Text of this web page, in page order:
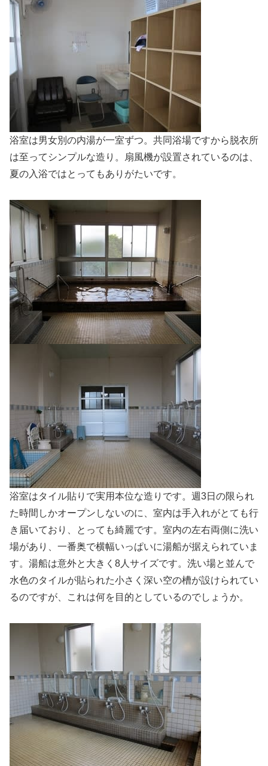
浴室は男女別の内湯が一室ずつ。共同浴場ですから脱衣所
は至ってシンプルな造り。扇風機が設置されているのは、
夏の入浴ではとってもありがたいです。
浴室はタイル貼りで実用本位な造りです。週3日の限られ
た時間しかオープンしないのに、室内は手入れがとても行
き届いており、とっても綺麗です。室内の左右両側に洗い
場があり、一番奥で横幅いっぱいに湯船が据えられていま
す。湯船は意外と大きく8人サイズです。洗い場と並んで
水色のタイルが貼られた小さく深い空の槽が設けられてい
るのですが、これは何を目的としているのでしょうか。